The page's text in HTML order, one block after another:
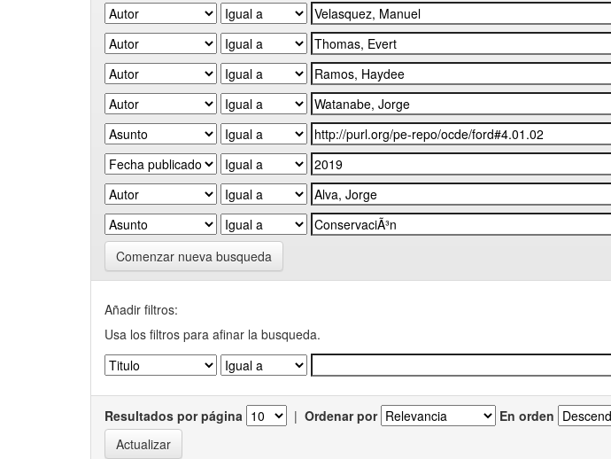
Comenzar nueva busqueda
Añadir filtros:
Usa los filtros para afinar la busqueda.
Resultados por página | Ordenar por En orden